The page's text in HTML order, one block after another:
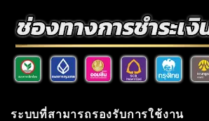
ระบบที่สามารถรองรับการใช้งาน